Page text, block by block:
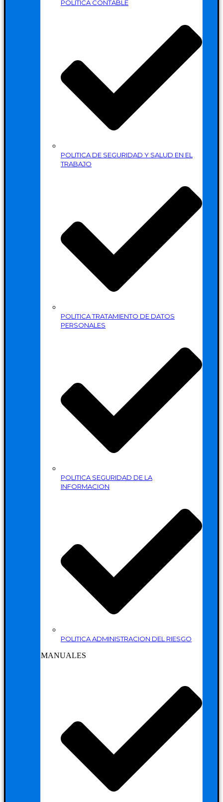
POLITICA CONTABLE
POLITICA DE SEGURIDAD Y SALUD EN EL
TRABAJO
POLITICA TRATAMIENTO DE DATOS
PERSONALES
POLITICA SEGURIDAD DE LA
INFORMACION
POLITICA ADMINISTRACION DEL RIESGO
MANUALES